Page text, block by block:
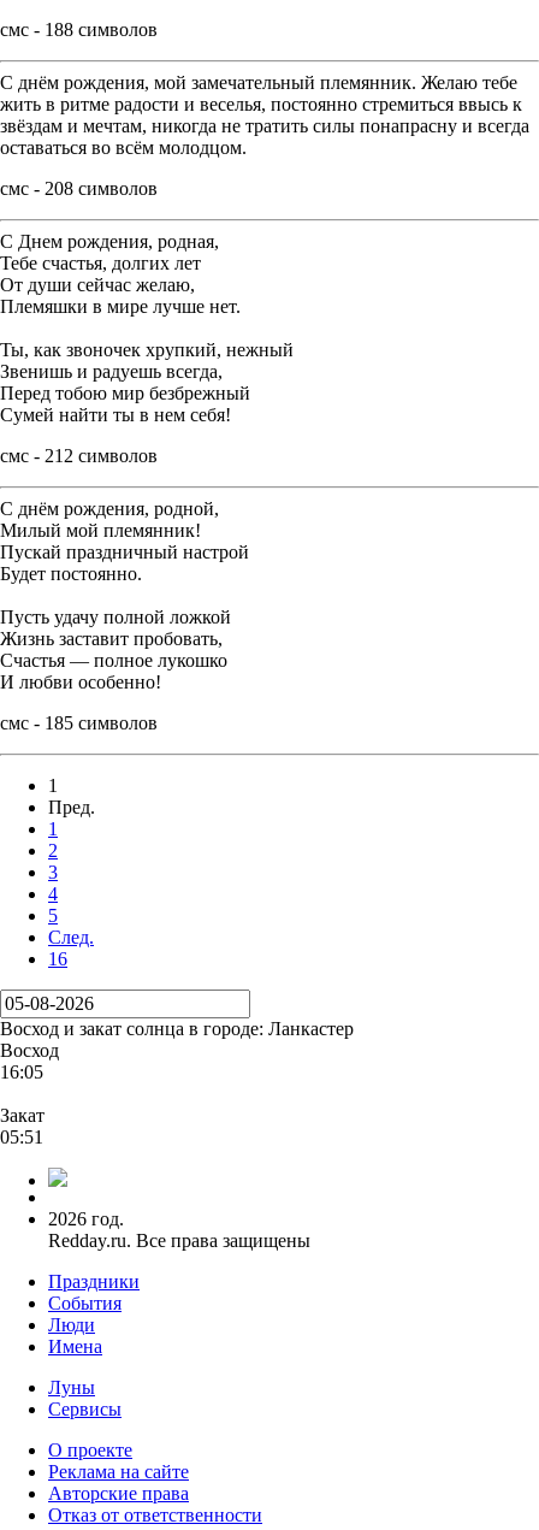
смс - 188 символов
С днём рождения, мой замечательный племянник. Желаю тебе
жить в ритме радости и веселья, постоянно стремиться ввысь к
звёздам и мечтам, никогда не тратить силы понапрасну и всегда
оставаться во всём молодцом.
смс - 208 символов
С Днем рождения, родная,
Тебе счастья, долгих лет
От души сейчас желаю,
Племяшки в мире лучше нет.
Ты, как звоночек хрупкий, нежный
Звенишь и радуешь всегда,
Перед тобою мир безбрежный
Сумей найти ты в нем себя!
смс - 212 символов
С днём рождения, родной,
Милый мой племянник!
Пускай праздничный настрой
Будет постоянно.
Пусть удачу полной ложкой
Жизнь заставит пробовать,
Счастья — полное лукошко
И любви особенно!
смс - 185 символов
1
Пред.
1
2
3
4
5
След.
16
Восход и закат солнца в городе: Ланкастер
Восход
16:05
Закат
05:51
2026 год.
Redday.ru. Все права защищены
Праздники
События
Люди
Имена
Луны
Сервисы
О проекте
Реклама на сайте
Авторские права
Отказ от ответственности